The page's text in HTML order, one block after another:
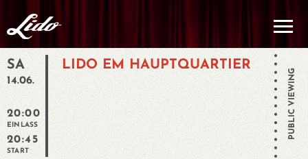
SA
14.06.
20:00
EINLASS
20:45
START
LIDO EM HAUPTQUARTIER
PUBLIC VIEWING